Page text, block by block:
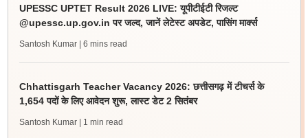
UPESSC UPTET Result 2026 LIVE: यूपीटीईटी रिजल्ट
@upessc.up.gov.in पर जल्द, जानें लेटेस्ट अपडेट, पासिंग मार्क्स
Santosh Kumar | 6 mins read
Chhattisgarh Teacher Vacancy 2026: छत्तीसगढ़ में टीचर्स के
1,654 पदों के लिए आवेदन शुरू, लास्ट डेट 2 सितंबर
Santosh Kumar | 1 min read